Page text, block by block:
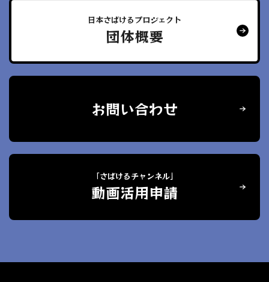
日本さばけるプロジェクト
団体概要
お問い合わせ
「さばけるチャンネル」
動画活用申請